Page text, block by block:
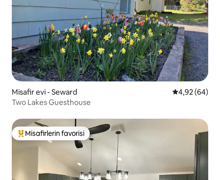
Misafir evi - Seward 5 üzerinden
4,92 (64)
Two Lakes Guesthouse
Misafirlerin favorilerinden en beğenilenler arasında
Misafirlerin favorisi